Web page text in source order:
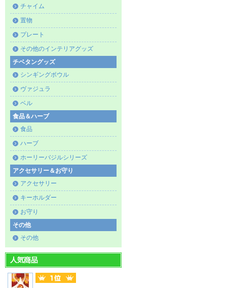
チャイム
置物
プレート
その他のインテリアグッズ
チベタングッズ
シンギングボウル
ヴァジュラ
ベル
食品＆ハーブ
食品
ハーブ
ホーリーバジルシリーズ
アクセサリー＆お守り
アクセサリー
キーホルダー
お守り
その他
その他